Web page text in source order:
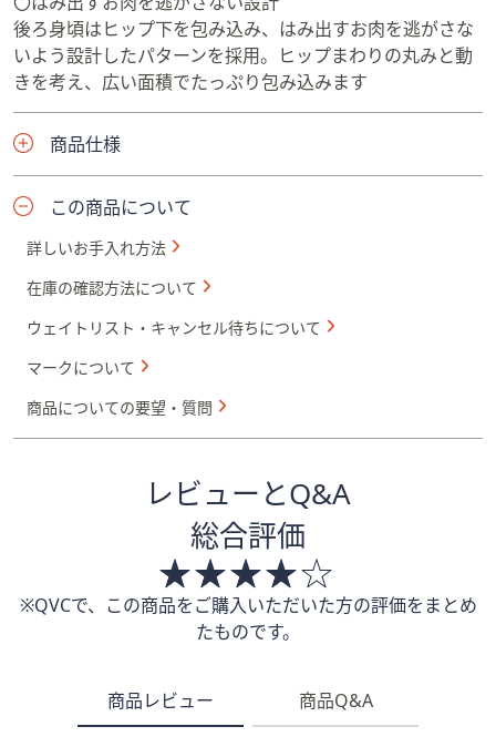
後ろ身頃はヒップ下を包み込み、はみ出すお肉を逃がさな
いよう設計したパターンを採用。ヒップまわりの丸みと動
きを考え、広い面積でたっぷり包み込みます
商品仕様
この商品について
詳しいお手入れ方法
在庫の確認方法について
ウェイトリスト・キャンセル待ちについて
マークについて
商品についての要望・質問
レビューとQ&A
総合評価
※QVCで、この商品をご購入いただいた方の評価をまとめ
たものです。
商品レビュー 商品Q&A